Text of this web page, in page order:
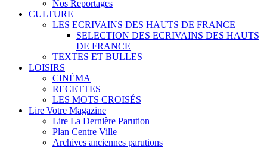
Nos Reportages
CULTURE
LES ECRIVAINS DES HAUTS DE FRANCE
SELECTION DES ECRIVAINS DES HAUTS
DE FRANCE
TEXTES ET BULLES
LOISIRS
CINÉMA
RECETTES
LES MOTS CROISÉS
Lire Votre Magazine
Lire La Dernière Parution
Plan Centre Ville
Archives anciennes parutions